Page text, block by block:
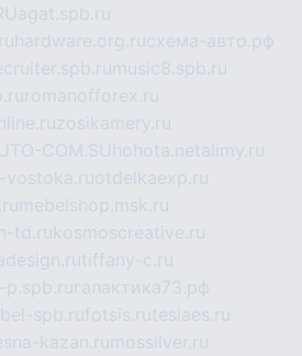
agat.spb.ru
hardware.org.ruсхема-авто.рф
music8.spb.ru
romanofforex.ru
zosikamery.ru
COM.SU hohota.net alimy.ru
vostoka.ruotdelkaexp.ru
mebelshop.msk.ru
td.rukosmoscreative.ru
tiffany-c.ru
p.spb.ru галактика73.рф
spb.rufotsis.rutesiaes.ru
kazan.ru mossilver.ru